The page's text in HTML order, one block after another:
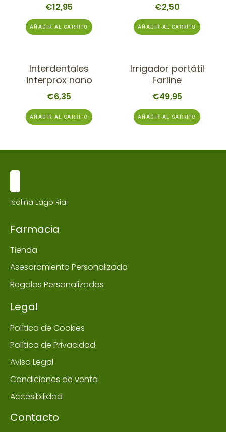
€12,95
AÑADIR AL CARRITO
€2,50
AÑADIR AL CARRITO
Interdentales
interprox nano
€6,35
AÑADIR AL CARRITO
Irrigador portátil
Farline
€49,95
AÑADIR AL CARRITO
Isolina Lago Rial
Farmacia
Tienda
Asesoramiento Personalizado
Regalos Personalizados
Legal
Política de Cookies
Política de Privacidad
Aviso Legal
Condiciones de venta
Accesibilidad
Contacto